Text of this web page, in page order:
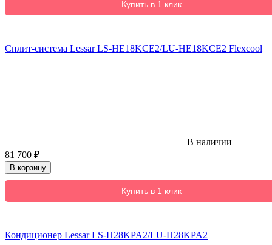
Купить в 1 клик
Сплит-система Lessar LS-HE18KCE2/LU-HE18KCE2 Flexcool
В наличии
81 700 ₽
В корзину
Купить в 1 клик
Кондиционер Lessar LS-H28KPA2/LU-H28KPA2